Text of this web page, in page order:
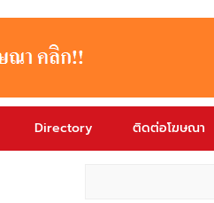
Directory ติดต่อโฆษณา